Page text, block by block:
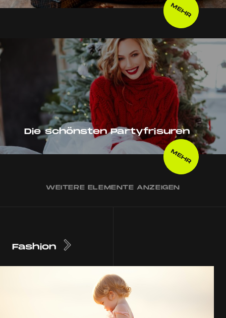
MEHR
Die schönsten Partyfrisuren
MEHR
WEITERE ELEMENTE ANZEIGEN
Fashion